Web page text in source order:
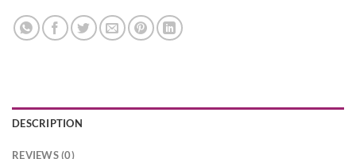
DESCRIPTION
REVIEWS (0)